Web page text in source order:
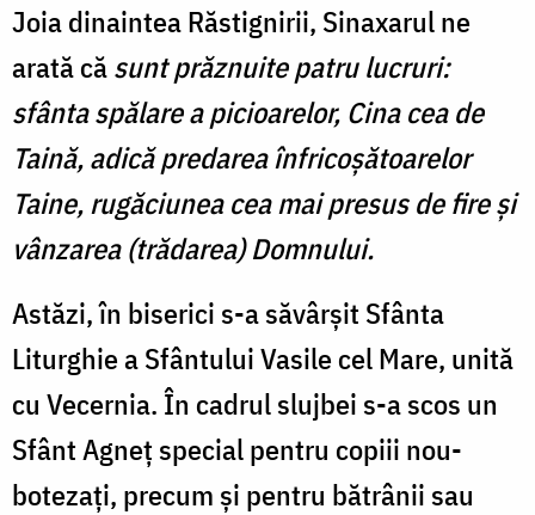
Joia dinaintea Răstignirii, Sinaxarul ne
arată căsunt prăznuite patru lucruri:
sfânta spălare a picioarelor, Cina cea de
Taină, adică predarea înfricoşătoarelor
Taine, rugăciunea cea mai presus de fire şi
vânzarea (trădarea) Domnului.
Astăzi, în biserici s-a săvârșit Sfânta
Liturghie a Sfântului Vasile cel Mare, unită
cu Vecernia. În cadrul slujbei s-a scos un
Sfânt Agneț special pentru copiii nou-
botezați, precum și pentru bătrânii sau